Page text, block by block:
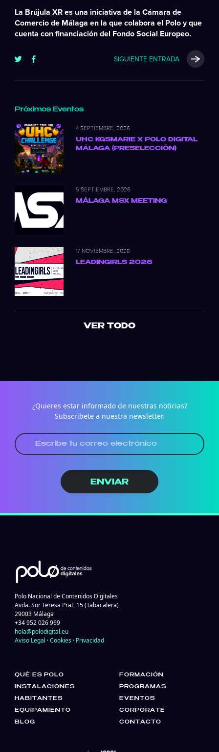
La Brújula XR es una iniciativa de la Cámara de
Comercio de Málaga en la que colabora el Polo y que
cuenta con financiación del Fondo Social Europeo.
SIGUIENTE ENTRADA
Próximos Eventos
4 SEPTIEMBRE, 2026
UHC KGSMARIE X POLO DIGITAL
MÁLAGA (PRESELECCIÓN)
5 SEPTIEMBRE, 2026
MÁLAGA MSX MEETING
17 NOVIEMBRE, 2026
LEADINGIRLS 2026
VER TODO
¿Quieres estar informado de nuestras noticias?
Subscribete a nuestra newsletter.
ENVIAR
Polo Nacional de Contenidos Digitales
Avda. Sor Teresa Prat, 15 (Tabacalera)
29003 Málaga
+34 952 026 969
hola@polodigital.eu
Aviso Legal ·Cookies · Privacidad
QUÉ ES POLO
INSTALACIONES
HABITANTES
EQUIPAMIENTO
BLOG
FORMACIÓN
PROGRAMAS
EVENTOS
CORPORATE
CONTACTO